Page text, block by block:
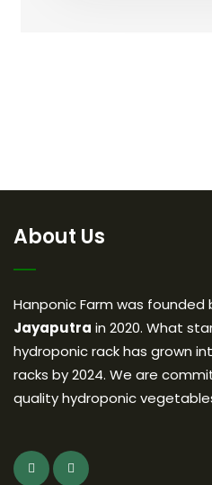
About Us
Hanponic Farm was founded
Jayaputra in 2020. What
hydroponic rack has grown
racks by 2024. We are
quality hydroponic